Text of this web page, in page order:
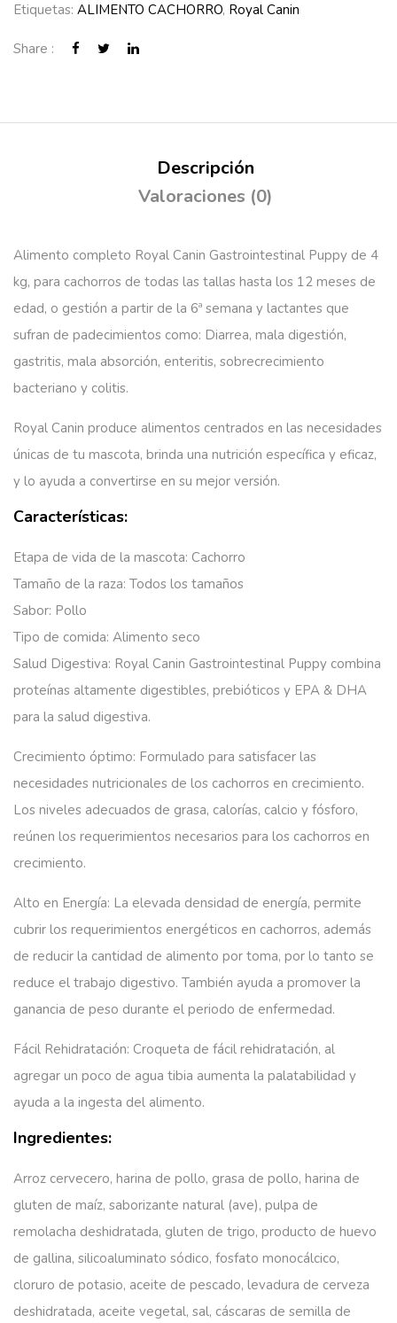
Etiquetas: ALIMENTO CACHORRO, Royal Canin
Share :
Descripción
Valoraciones (0)
Alimento completo Royal Canin Gastrointestinal Puppy de 4
kg, para cachorros de todas las tallas hasta los 12 meses de
edad, o gestión a partir de la 6ª semana y lactantes que
sufran de padecimientos como: Diarrea, mala digestión,
gastritis, mala absorción, enteritis, sobrecrecimiento
bacteriano y colitis.
Royal Canin produce alimentos centrados en las necesidades
únicas de tu mascota, brinda una nutrición específica y eficaz,
y lo ayuda a convertirse en su mejor versión.
Características:
Etapa de vida de la mascota: Cachorro
Tamaño de la raza: Todos los tamaños
Sabor: Pollo
Tipo de comida: Alimento seco
Salud Digestiva: Royal Canin Gastrointestinal Puppy combina
proteínas altamente digestibles, prebióticos y EPA & DHA
para la salud digestiva.
Crecimiento óptimo: Formulado para satisfacer las
necesidades nutricionales de los cachorros en crecimiento.
Los niveles adecuados de grasa, calorías, calcio y fósforo,
reúnen los requerimientos necesarios para los cachorros en
crecimiento.
Alto en Energía: La elevada densidad de energía, permite
cubrir los requerimientos energéticos en cachorros, además
de reducir la cantidad de alimento por toma, por lo tanto se
reduce el trabajo digestivo. También ayuda a promover la
ganancia de peso durante el periodo de enfermedad.
Fácil Rehidratación: Croqueta de fácil rehidratación, al
agregar un poco de agua tibia aumenta la palatabilidad y
ayuda a la ingesta del alimento.
Ingredientes:
Arroz cervecero, harina de pollo, grasa de pollo, harina de
gluten de maíz, saborizante natural (ave), pulpa de
remolacha deshidratada, gluten de trigo, producto de huevo
de gallina, silicoaluminato sódico, fosfato monocálcico,
cloruro de potasio, aceite de pescado, levadura de cerveza
deshidratada, aceite vegetal, sal, cáscaras de semilla de